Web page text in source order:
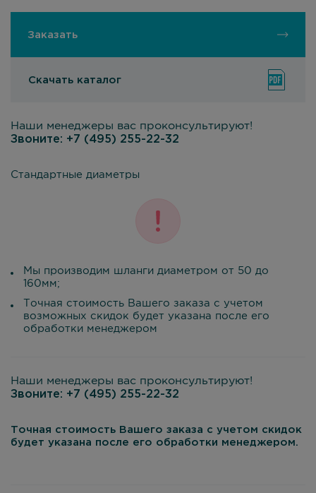
Заказать
Скачать каталог
Наши менеджеры вас проконсультируют!
Звоните: +7 (495) 255-22-32
Стандартные диаметры
Мы производим шланги диаметром от 50 до
160мм;
Точная стоимость Вашего заказа с учетом
возможных скидок будет указана после его
обработки менеджером
Наши менеджеры вас проконсультируют!
Звоните: +7 (495) 255-22-32
Точная стоимость Вашего заказа с учетом скидок
будет указана после его обработки менеджером.